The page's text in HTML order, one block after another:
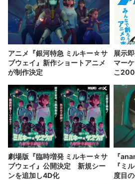
アニメ『銀河特急 ミルキー☆サ
ブウェイ』新作ショートアニメ
が制作決定
展示
マー
こ
劇場版『臨時増発 ミルキー☆サ
ブウェイ』公開決定 新規シー
ンを追加し4D化
『
『ミ
度目